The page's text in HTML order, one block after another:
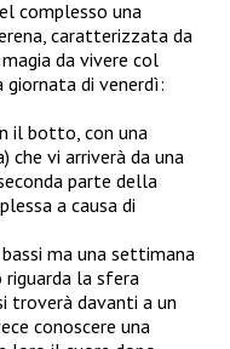
complesso una
caratterizzata da
da vivere col
di venerdì:
il botto, con una
vi arriverà da una
parte della
a causa di
ma una settimana
la sfera
troverà davanti a un
conoscere una